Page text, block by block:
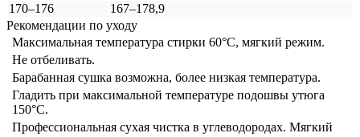
170–176
167–178,9
Рекомендации по уходу
Максимальная температура стирки 60°C, мягкий режим.
Не отбеливать.
Барабанная сушка возможна, более низкая температура.
Гладить при максимальной температуре подошвы утюга
150°С.
Профессиональная сухая чистка в углеводородах. Мягкий